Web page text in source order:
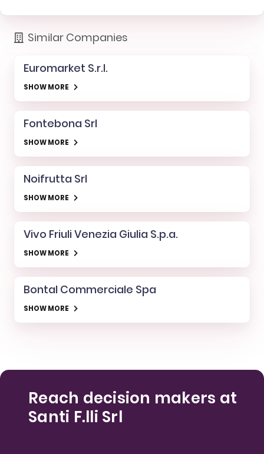
Similar Companies
Euromarket S.r.l.
SHOW MORE
Fontebona Srl
SHOW MORE
Noifrutta Srl
SHOW MORE
Vivo Friuli Venezia Giulia S.p.a.
SHOW MORE
Bontal Commerciale Spa
SHOW MORE
Reach decision makers at
Santi F.lli Srl